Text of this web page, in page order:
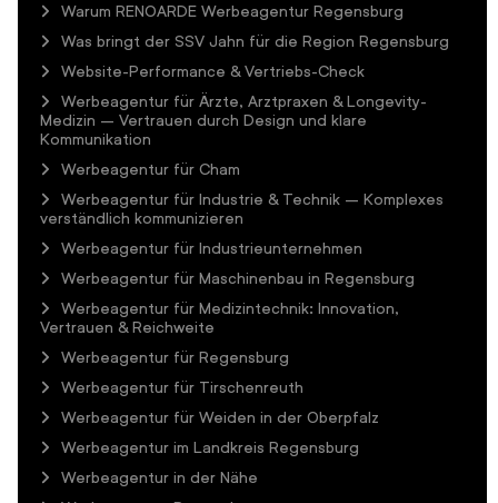
Warum RENOARDE Werbeagentur Regensburg
Was bringt der SSV Jahn für die Region Regensburg
Website-Performance & Vertriebs-Check
Werbeagentur für Ärzte, Arztpraxen & Longevity-
Medizin – Vertrauen durch Design und klare
Kommunikation
Werbeagentur für Cham
Werbeagentur für Industrie & Technik – Komplexes
verständlich kommunizieren
Werbeagentur für Industrieunternehmen
Werbeagentur für Maschinenbau in Regensburg
Werbeagentur für Medizintechnik: Innovation,
Vertrauen & Reichweite
Werbeagentur für Regensburg
Werbeagentur für Tirschenreuth
Werbeagentur für Weiden in der Oberpfalz
Werbeagentur im Landkreis Regensburg
Werbeagentur in der Nähe